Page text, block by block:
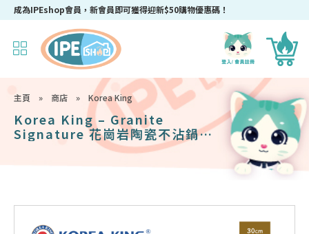
使用優惠碼【KoreCook2025】購買任何Korea King/ DR HOWS 韓國廚具，
主頁 » 商店 » Korea King
Korea King – Granite
Signature 花崗岩陶瓷不沾鍋〡
30cm深炒鍋 〡經典炭黑色〡韓國